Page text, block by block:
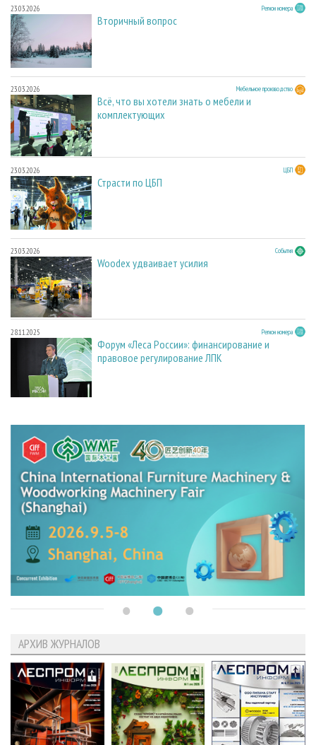
23.03.2026 Регион номера
Вторичный вопрос
23.03.2026 Мебельное производство
Всё, что вы хотели знать о мебели и
комплектующих
23.03.2026 ЦБП
Страсти по ЦБП
23.03.2026 События
Woodex удваивает усилия
28.11.2025 Регион номера
Форум «Леса России»: финансирование и
правовое регулирование ЛПК
АРХИВ ЖУРНАЛОВ